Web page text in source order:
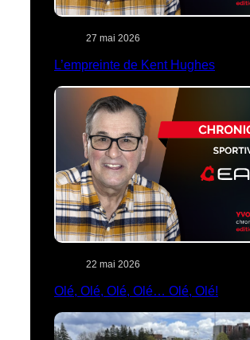
27 mai 2026
L’empreinte de Kent Hughes
22 mai 2026
Olé, Olé, Olé, Olé… Olé, Olé!